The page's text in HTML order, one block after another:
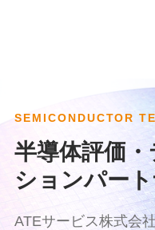
SEMICONDUCTOR
半導体評価
ションパー
ATEサービス株式会